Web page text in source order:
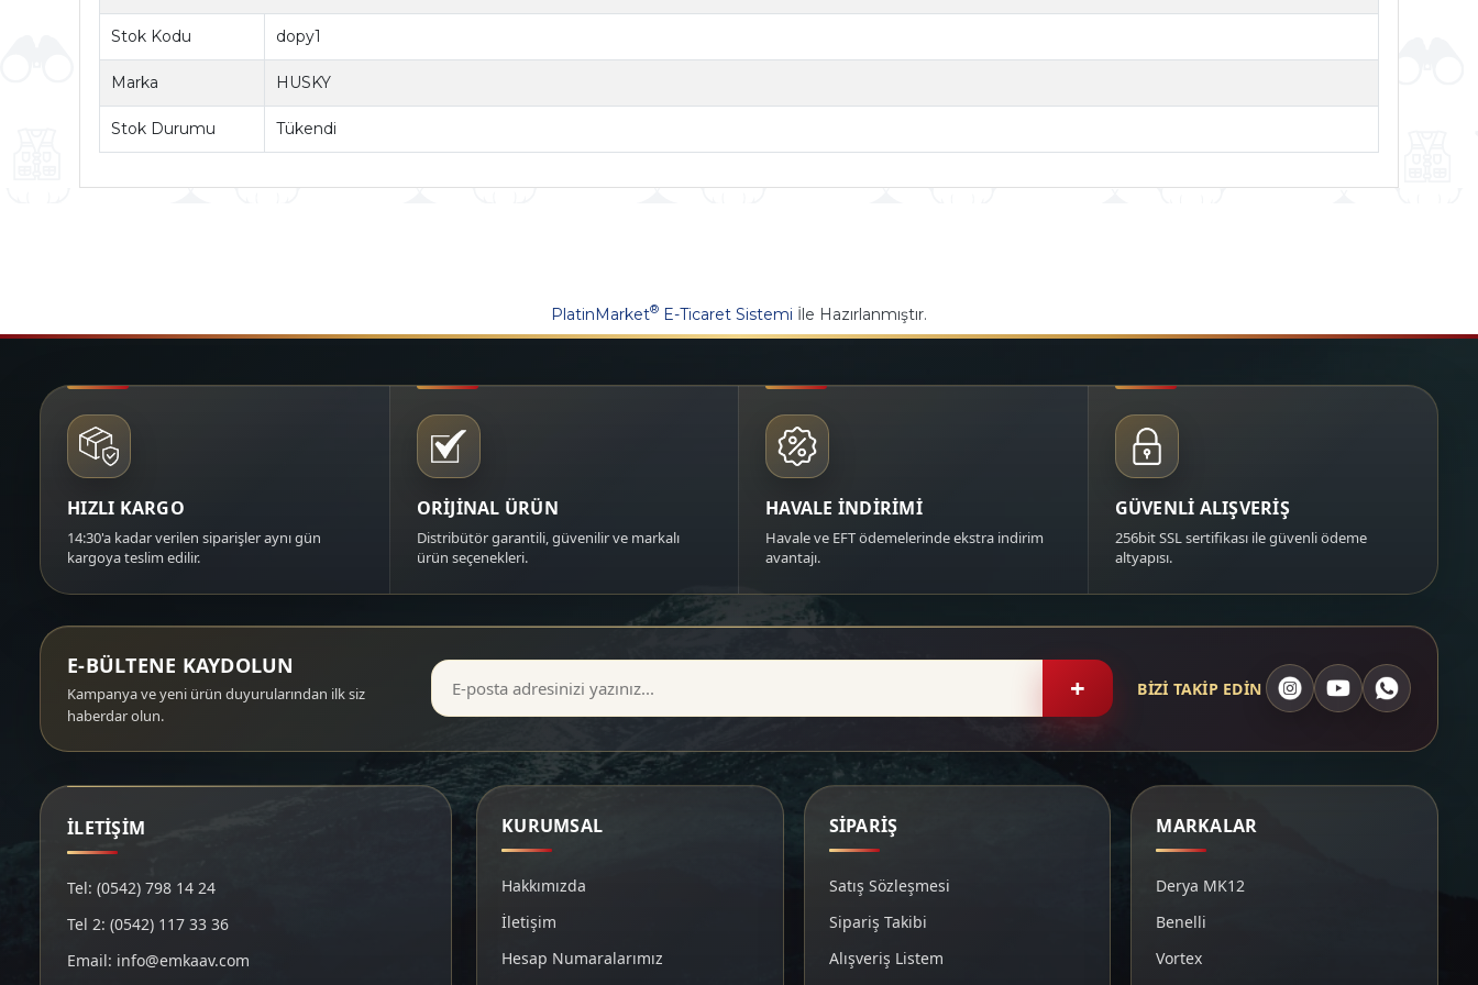
Stok Kodu dopy1
Marka HUSKY
Stok Durumu Tükendi
PlatinMarket® E-Ticaret Sistemi İle Hazırlanmıştır.
HIZLI KARGO
14:30'a kadar verilen siparişler aynı gün
kargoya teslim edilir.
ORİJİNAL ÜRÜN
Distribütör garantili, güvenilir ve markalı
ürün seçenekleri.
HAVALE İNDİRİMİ
Havale ve EFT ödemelerinde ekstra indirim
avantajı.
GÜVENLİ ALIŞVERİŞ
256bit SSL sertifikası ile güvenli ödeme
altyapısı.
E-BÜLTENE KAYDOLUN
Kampanya ve yeni ürün duyurularından ilk siz
haberdar olun.
+ BİZİ TAKİP EDİN
İLETİŞİM
Tel: (0542) 798 14 24
Tel 2: (0542) 117 33 36
Email: info@emkaav.com
KURUMSAL
Hakkımızda
İletişim
Hesap Numaralarımız
SİPARİŞ
Satış Sözleşmesi
Sipariş Takibi
Alışveriş Listem
MARKALAR
Derya MK12
Benelli
Vortex